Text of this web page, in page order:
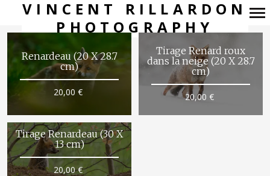
Navigation
principale
VINCENT RILLARDON
PHOTOGRAPHY
Renardeau (20 X 28.7
cm)
20,00 €
Tirage Renard roux
dans la neige (20 X 28.7
cm)
20,00 €
Tirage Renardeau (30 X
13 cm)
20,00€